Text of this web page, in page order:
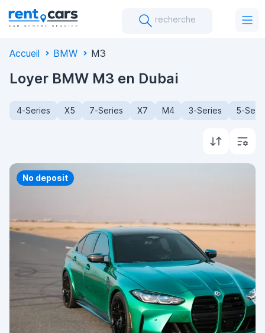
recherche
Accueil BMW M3
Loyer BMW M3 en Dubai
4-Series X5 7-Series X7 M4 3-Series 5-
Priority
No deposit